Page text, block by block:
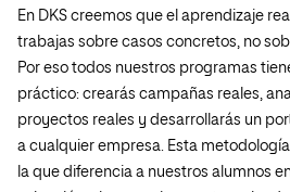
En DKS creemos que el aprendizaje
trabajas sobre casos concretos, no
Por eso todos nuestros programas
práctico: crearás campañas reales,
proyectos reales y desarrollarás un
a cualquier empresa. Esta
la que diferencia a nuestros alumnos